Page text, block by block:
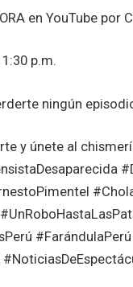
en YouTube por
p.m.
ningún
y únete al